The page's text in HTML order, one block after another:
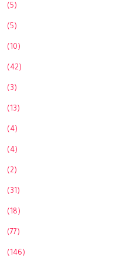
(5)
(5)
(10)
(42)
(3)
(13)
(4)
(4)
(2)
(31)
(18)
(77)
(146)